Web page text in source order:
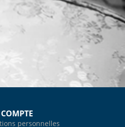
personnelles